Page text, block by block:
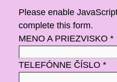
Please enable
complete this form.
MENO A PRIEZVISKO *
TELEFÓNNE ČÍSLO *